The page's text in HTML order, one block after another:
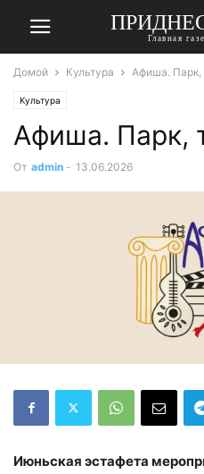
Главная
Домой Культура Афиша. Парк,
Культура
Афиша. Парк,
От admin - 13.06.2026
Июньская эстафета